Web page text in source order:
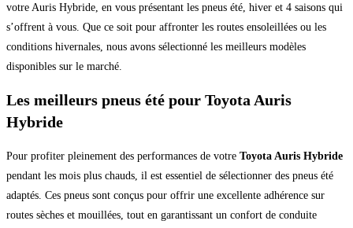
votre Auris Hybride, en vous présentant les pneus été, hiver et 4 saisons qui
s’offrent à vous. Que ce soit pour affronter les routes ensoleillées ou les
conditions hivernales, nous avons sélectionné les meilleurs modèles
disponibles sur le marché.
Les meilleurs pneus été pour Toyota Auris
Hybride
Pour profiter pleinement des performances de votre Toyota Auris Hybride
pendant les mois plus chauds, il est essentiel de sélectionner des pneus été
adaptés. Ces pneus sont conçus pour offrir une excellente adhérence sur
routes sèches et mouillées, tout en garantissant un confort de conduite